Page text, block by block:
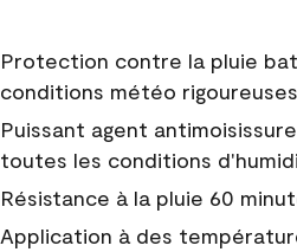
Protection contre la pluie
conditions météo rigoureuses
Puissant agent
toutes les conditions
Résistance à la pluie 60
Application à des